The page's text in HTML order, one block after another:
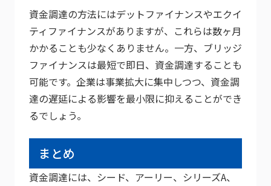
資金調達の方法にはデットファイナンスやエクイ
ティファイナンスがありますが、これらは数ヶ月
かかることも少なくありません。一方、ブリッジ
ファイナンスは最短で即日、資金調達することも
可能です。企業は事業拡大に集中しつつ、資金調
達の遅延による影響を最小限に抑えることができ
るでしょう。
まとめ
資金調達には、シード、アーリー、シリーズA、